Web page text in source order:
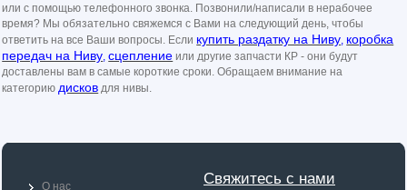
или с помощью телефонного звонка. Позвонили/написали в нерабочее
время? Мы обязательно свяжемся с Вами на следующий день, чтобы
ответить на все Ваши вопросы. Если купить раздатку на Ниву коробка
передач на Ниву ,сцепление или другие запчасти КР - они будут
доставлены вам в самые короткие сроки. Обращаем внимание на
категорию дисков для нивы.
Свяжитесь с нами
О нас